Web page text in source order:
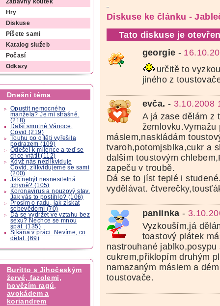
Zábavný koutek
Hry
Diskuse
Píšete sami
Katalog služeb
Počasí
Odkazy
Dnešní téma
Opustit nemocného
manžela? Je mi strašně.
(218)
Další smutné Vánoce.
Covid (219)
Touhu po dítěti vyřešila
podrazem (109)
Odešel k milence a teď se
chce vrátit (112)
Když nás nezlikviduje
Covid, zlikvidujeme se sami
(200)
Jak nebýt nesnesitelná
tchyně? (105)
Koronavirus a nouzový stav.
Jak vás to postihlo? (106)
Prosím o radu, jak získat
sebevědomí (70)
Dá se vydržet ve vztahu bez
sexu? Nechce se mnou
spát. (135)
Šikana v práci. Nevíme, co
dělat. (69)
Buritto s Jihočeským
žervé, fazolemi,
hovězím ragú,
avokádem a
koriandrem
Diskuse ke článku -
Tato diskuse je
georgie -
určitě to
jiného z
evča. - 3.10.2008
A já zase dělám z
žemlovku.Vymažu
máslem,naskládám
tvaroh,potomjsblka,cukr a
dalším toustovým
zapeču v troubě.
Dá se to jíst teplé i
vydělávat.
paniinka -
Vyzkouším,já
toastový plátek
nastrouhané jablko,posypu
cukrem,přiklopím druhým
namazaným máslem a
toustovače.